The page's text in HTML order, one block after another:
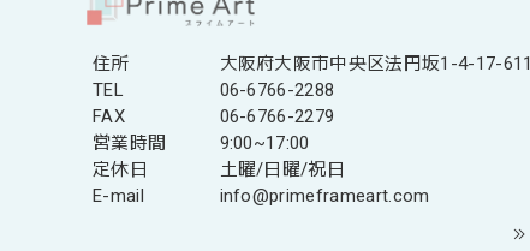
住所
大阪府大阪市中央区法円坂1-4-17-611
TEL
06-6766-2288
FAX
06-6766-2279
営業時間
9:00~17:00
定休日
土曜/日曜/祝日
E-mail
info@primeframeart.com